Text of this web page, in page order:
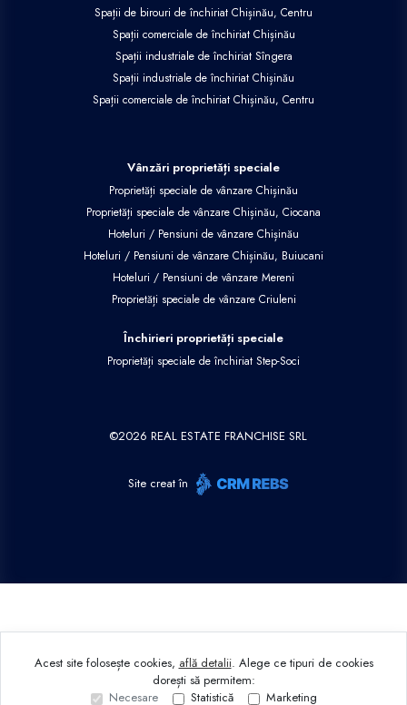
Spații de birouri de închiriat Chișinău, Centru
Spații comerciale de închiriat Chișinău
Spații industriale de închiriat Sîngera
Spații industriale de închiriat Chișinău
Spații comerciale de închiriat Chișinău, Centru
Vânzări proprietăți speciale
Proprietăți speciale de vânzare Chișinău
Proprietăți speciale de vânzare Chișinău, Ciocana
Hoteluri / Pensiuni de vânzare Chișinău
Hoteluri / Pensiuni de vânzare Chișinău, Buiucani
Hoteluri / Pensiuni de vânzare Mereni
Proprietăți speciale de vânzare Criuleni
Închirieri proprietăți speciale
Proprietăți speciale de închiriat Step-Soci
©2026 REAL ESTATE FRANCHISE SRL
Site creat în
Acest site folosește cookies, află detalii. Alege ce tipuri de cookies
dorești să permitem:
Necesare
Statistică Marketing